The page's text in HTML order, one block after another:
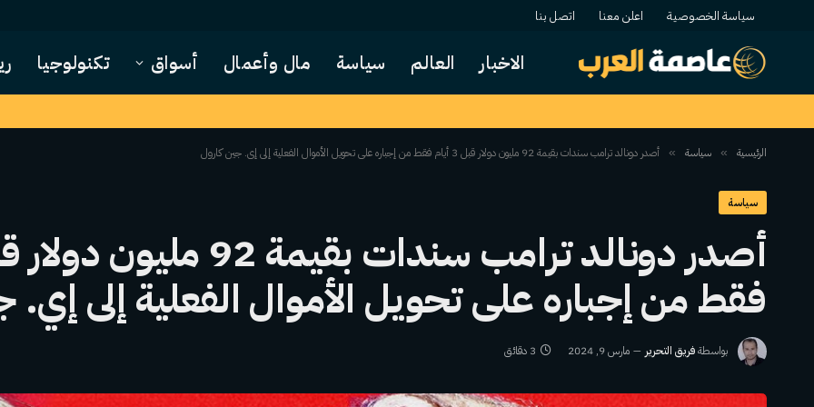
سياسة الخصوصية اعلن معنا اتصل بنا
الاخبار العالم سياسة مال وأعمال أسواق تكنولوجيا
الرئيسية » سياسة » أصدر دونالد ترامب سندات بقيمة 92 مليون دولار قبل 3 أيام فقط من إجباره على تحويل الأموال الفعلية إلى إي. جين كارول
سياسة
فقط من إجباره على تحويل الأموال الفعلية إلى إي.
بواسطةفريق التحرير مارس 9, 2024 3 دقائق